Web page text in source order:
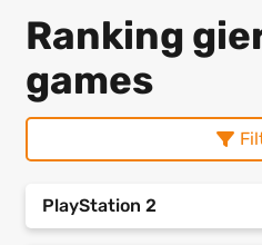
Ranking
games
PlayStation 2